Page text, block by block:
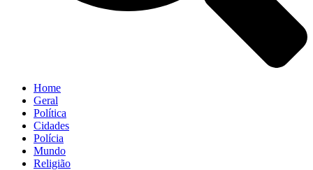
Home
Geral
Política
Cidades
Polícia
Mundo
Religião